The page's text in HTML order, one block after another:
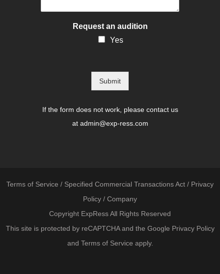
Request an audition
Yes
Submit
If the form does not work, please contact us
at admin@exp-ress.com
Terms of Service / Specified Commercial Transactions Act / Privacy
Policy / Company
Copyright ExpRess All Rights Reserved
This site is protected by reCAPTCHA and the Google Privacy Policy
and Terms of Service apply.